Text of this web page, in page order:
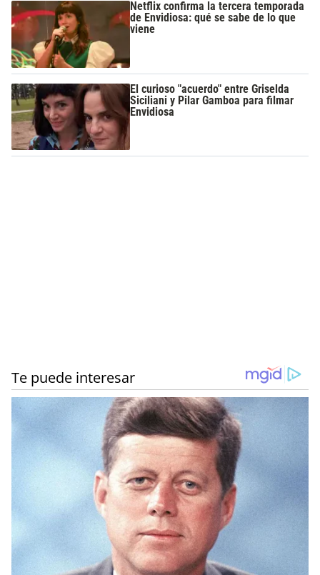
Netflix confirma la tercera temporada
de Envidiosa: qué se sabe de lo que
viene
El curioso "acuerdo" entre Griselda
Siciliani y Pilar Gamboa para filmar
Envidiosa